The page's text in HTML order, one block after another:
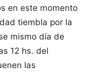
en este momento
tiembla por la
mismo día de
12 hs. del
las